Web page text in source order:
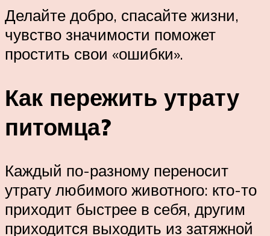
Делайте добро, спасайте жизни,
чувство значимости поможет
простить свои «ошибки».
Как пережить утрату
питомца?
Каждый по-разному переносит
утрату любимого животного: кто-то
приходит быстрее в себя, другим
приходится выходить из затяжной